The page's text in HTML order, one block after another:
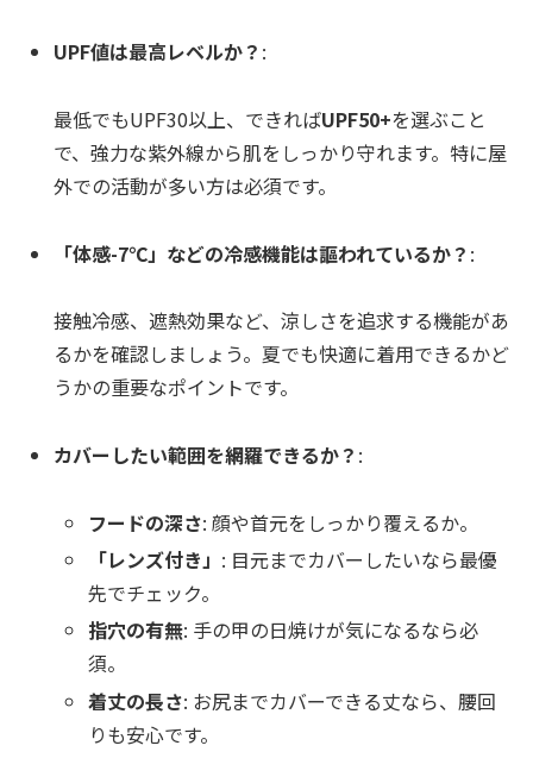
UPF値は最高レベルか？ :
最低でもUPF30以上、できればUPF50+を選ぶこと
で、強力な紫外線から肌をしっかり守れます。特に屋
外での活動が多い方は必須です。
「体感-7℃」などの冷感機能は謳われているか？ :
接触冷感、遮熱効果など、涼しさを追求する機能があ
るかを確認しましょう。夏でも快適に着用できるかど
うかの重要なポイントです。
カバーしたい範囲を網羅できるか？ :
フードの深さ: 顔や首元をしっかり覆えるか。
「レンズ付き」 : 目元までカバーしたいなら最優
先でチェック。
指穴の有無: 手の甲の日焼けが気になるなら必
須。
着丈の長さ: お尻までカバーできる丈なら、腰回
りも安心です。